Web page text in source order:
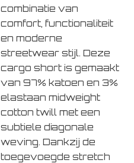
combinatie van
comfort, functionaliteit
en moderne
streetwear stijl. Deze
cargo short is gemaakt
van 97% katoen en 3%
elastaan midweight
cotton twill met een
subtiele diagonale
weving. Dankzij de
toegevoegde stretch